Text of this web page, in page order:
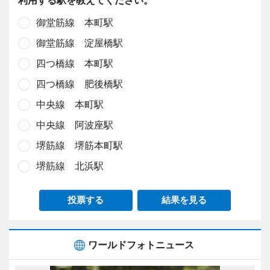
御堂筋線 本町駅
御堂筋線 淀屋橋駅
四つ橋線 本町駅
四つ橋線 肥後橋駅
中央線 本町駅
中央線 阿波座駅
堺筋線 堺筋本町駅
堺筋線 北浜駅
投票する 結果を見る
ワールドフォトニュース